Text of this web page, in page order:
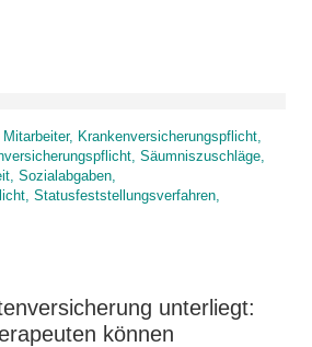
Krankenversicherungspflicht,
Säumniszuschläge,
Sozialabgaben,
Statusfeststellungsverfahren,
unterliegt:
können